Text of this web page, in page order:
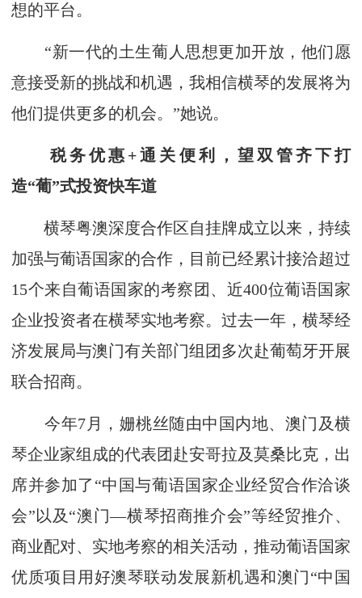
想的平台。
“新一代的土生葡人思想更加开放，他们愿
意接受新的挑战和机遇，我相信横琴的发展将为
他们提供更多的机会。”她说。
税务优惠+通关便利，望双管齐下打
造“葡”式投资快车道
横琴粤澳深度合作区自挂牌成立以来，持续
加强与葡语国家的合作，目前已经累计接洽超过
15个来自葡语国家的考察团、近400位葡语国家
企业投资者在横琴实地考察。过去一年，横琴经
济发展局与澳门有关部门组团多次赴葡萄牙开展
联合招商。
今年7月，姗桃丝随由中国内地、澳门及横
琴企业家组成的代表团赴安哥拉及莫桑比克，出
席并参加了“中国与葡语国家企业经贸合作洽谈
会”以及“澳门—横琴招商推介会”等经贸推介、
商业配对、实地考察的相关活动，推动葡语国家
优质项目用好澳琴联动发展新机遇和澳门“中国